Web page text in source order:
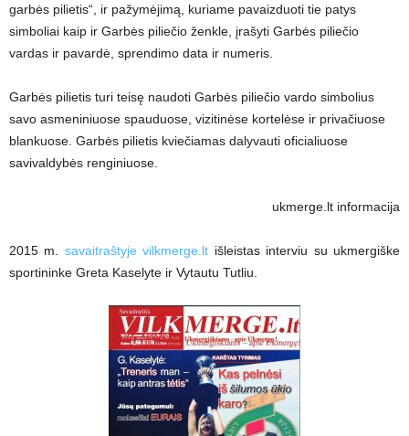
garbės pilietis“, ir pažymėjimą, kuriame pavaizduoti tie patys
simboliai kaip ir Garbės piliečio ženkle, įrašyti Garbės piliečio
vardas ir pavardė, sprendimo data ir numeris.
Garbės pilietis turi teisę naudoti Garbės piliečio vardo simbolius
savo asmeniniuose spauduose, vizitinėse kortelėse ir privačiuose
blankuose. Garbės pilietis kviečiamas dalyvauti oficialiuose
savivaldybės renginiuose.
ukmerge.lt informacija
2015 m. savaitraštyje vilkmerge.lt išleistas interviu su ukmergiške
sportininke Greta Kaselyte ir Vytautu Tutliu.